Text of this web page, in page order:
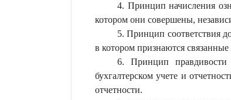
4. Принцип начисления
котором они совершены,
5. Принцип соответствия
в котором признаются
6. Принцип правдивости
бухгалтерском учете и
отчетности.